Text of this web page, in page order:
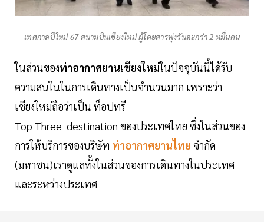
เทศกาลปีใหม่ 67 สนามบินเชียงใหม่ ผู้โดยสารพุ่งวันละกว่า 2 หมื่นคน
ในส่วนของท่าอากาศยานเชียงใหม่ในปัจจุบันนี้ได้รับ
ความสนในในการเดินทางเป็นจำนวนมาก เพราะว่า
เชียงใหม่ถือว่าเป็น ท็อปทรี
Top Three destination ของประเทศไทย ซึ่งในส่วนของ
การให้บริการของบริษัท ท่าอากาศยานไทย จำกัด
(มหาชน)เราดูแลทั้งในส่วนของการเดินทางในประเทศ
และระหว่างประเทศ